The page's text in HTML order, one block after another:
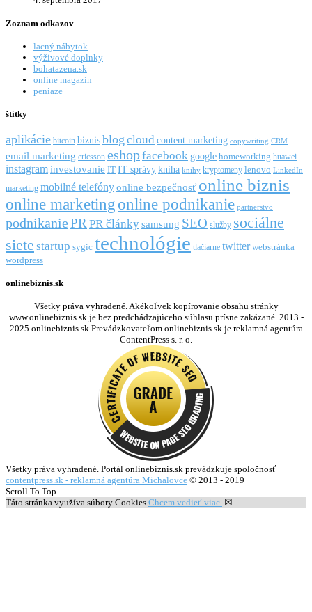
Zoznam odkazov
lacný nábytok
výživové doplnky
bohatazena.sk
online magazín
peniaze
štítky
aplikácie bitcoin biznisblog cloud content marketing copywriting CRM
email marketing ericsson eshopfacebook google homeworking huawei
instagraminvestovanie IT IT správykniha knihy kryptomeny lenovo LinkedIn
marketing mobilné telefónyonline bezpečnosť online biznis
online marketingonline podnikanie partnerstvo
podnikaniePR PR článkysamsung SEO služby sociálne
siete startup sygic technológie tlačiarne twitter webstránka
wordpress
onlinebiznis.sk
Všetky práva vyhradené. Akékoľvek kopírovanie obsahu stránky
www.onlinebiznis.sk je bez predchádzajúceho súhlasu prísne zakázané. 2013 -
2025 onlinebiznis.sk Prevádzkovateľom onlinebiznis.sk je reklamná agentúra
ContentPress s. r. o.
Všetky práva vyhradené. Portál onlinebiznis.sk prevádzkuje spoločnosť
contentpress.sk - reklamná agentúra Michalovce © 2013 - 2019
Scroll To Top
Táto stránka využíva súbory Cookies Chcem vedieť viac. ☒